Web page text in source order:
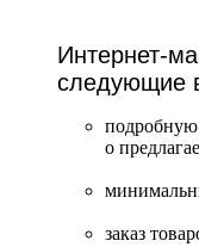
Интернет-
следующие
о
заказ